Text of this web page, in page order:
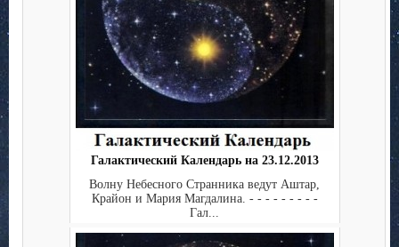
Галактический Календарь на 23.12.2013
Волну Небесного Странника ведут Аштар,
Крайон и Мария Магдалина. - - - - - - - - -
Гал...